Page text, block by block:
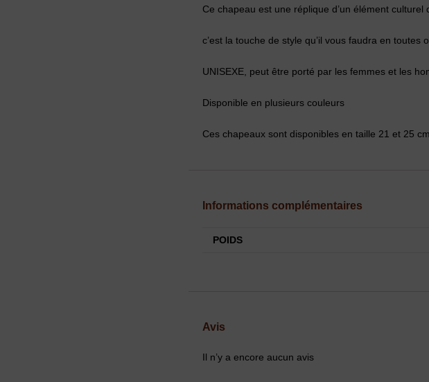
Ce chapeau est une réplique d’un élément
c’est la touche de style qu’il vous faudra en toutes
UNISEXE, peut être porté par les femmes et les
Disponible en plusieurs couleurs
Ces chapeaux sont disponibles en taille 21 et 25 cm
Informations complémentaires
POIDS
Avis
Il n’y a encore aucun avis